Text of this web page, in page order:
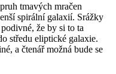
tmavých mračen
spirální galaxií. Srážky
že by si to ta
středu eliptické galaxie.
a čtenář možná bude se